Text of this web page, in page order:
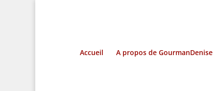
Accueil A propos de GourmanDenise